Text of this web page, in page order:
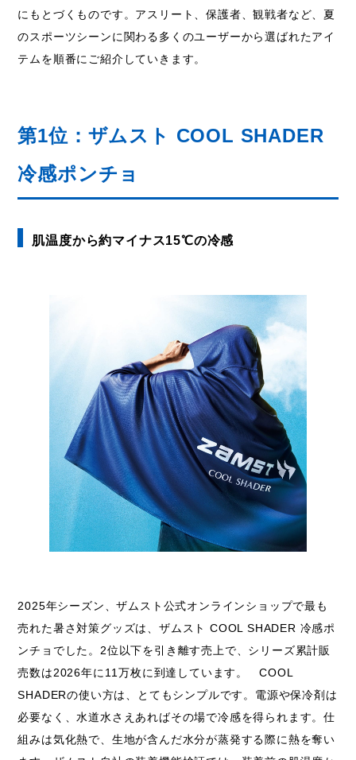
にもとづくものです。アスリート、保護者、観戦者など、夏
のスポーツシーンに関わる多くのユーザーから選ばれたアイ
テムを順番にご紹介していきます。
第1位：ザムスト COOL SHADER
冷感ポンチョ
肌温度から約マイナス15℃の冷感
2025年シーズン、ザムスト公式オンラインショップで最も
売れた暑さ対策グッズは、ザムスト COOL SHADER 冷感ポ
ンチョでした。2位以下を引き離す売上で、シリーズ累計販
売数は2026年に11万枚に到達しています。 COOL
SHADERの使い方は、とてもシンプルです。電源や保冷剤は
必要なく、水道水さえあればその場で冷感を得られます。仕
組みは気化熱で、生地が含んだ水分が蒸発する際に熱を奪い